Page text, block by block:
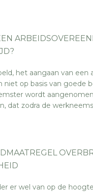
het aangaan van
niet op basis van goede
wordt
dat zodra de
er wel van op de